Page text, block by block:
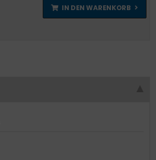
IN DEN WARENKORB